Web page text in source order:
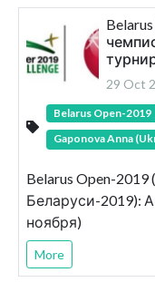
29 Oct
Belarus Open-2019
Gaponova Anna
Belarus Open-
Беларуси-2019):
ноября)
More